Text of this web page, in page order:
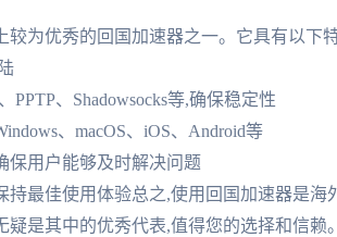
较为优秀的回国加速器之一。它具有以下
PPTP、Shadowsocks等,确保稳定性
、macOS、iOS、Android等
保用户能够及时解决问题
持最佳使用体验总之,使用回国加速器是
是其中的优秀代表,值得您的选择和信赖。